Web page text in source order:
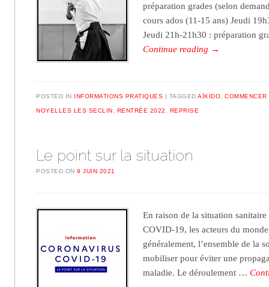
préparation grades (selon
cours ados (11-15 ans) Jeudi
Jeudi 21h-21h30 : préparation
Continue reading →
POSTED IN INFORMATIONS PRATIQUES TAGGEDAÏKIDO ,
NOYELLES LES SECLIN RENTRÉE 2022 REPRISE
Le point sur la situation
POSTED ON9 JUIN 2021
En raison de la situation sanitaire
COVID-19, les acteurs du
généralement, l’ensemble de la
mobiliser pour éviter une
maladie. Le déroulement …